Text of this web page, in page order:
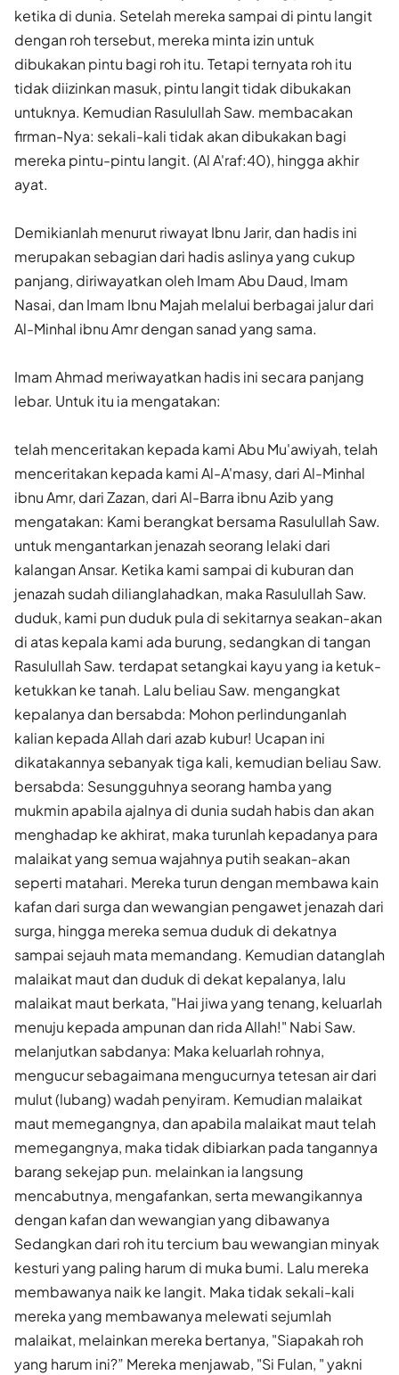
ketika di dunia. Setelah mereka sampai di pintu langit
dengan roh tersebut, mereka minta izin untuk
dibukakan pintu bagi roh itu. Tetapi ternyata roh itu
tidak diizinkan masuk, pintu langit tidak dibukakan
untuknya. Kemudian Rasulullah Saw. membacakan
firman-Nya: sekali-kali tidak akan dibukakan bagi
mereka pintu-pintu langit. (Al A'raf:40), hingga akhir
ayat.
Demikianlah menurut riwayat Ibnu Jarir, dan hadis ini
merupakan sebagian dari hadis aslinya yang cukup
panjang, diriwayatkan oleh Imam Abu Daud, Imam
Nasai, dan Imam Ibnu Majah melalui berbagai jalur dari
Al-Minhal ibnu Amr dengan sanad yang sama.
Imam Ahmad meriwayatkan hadis ini secara panjang
lebar. Untuk itu ia mengatakan:
telah menceritakan kepada kami Abu Mu'awiyah, telah
menceritakan kepada kami Al-A'masy, dari Al-Minhal
ibnu Amr, dari Zazan, dari Al-Barra ibnu Azib yang
mengatakan: Kami berangkat bersama Rasulullah Saw.
untuk mengantarkan jenazah seorang lelaki dari
kalangan Ansar. Ketika kami sampai di kuburan dan
jenazah sudah dilianglahadkan, maka Rasulullah Saw.
duduk, kami pun duduk pula di sekitarnya seakan-akan
di atas kepala kami ada burung, sedangkan di tangan
Rasulullah Saw. terdapat setangkai kayu yang ia ketuk-
ketukkan ke tanah. Lalu beliau Saw. mengangkat
kepalanya dan bersabda: Mohon perlindunganlah
kalian kepada Allah dari azab kubur! Ucapan ini
dikatakannya sebanyak tiga kali, kemudian beliau Saw.
bersabda: Sesungguhnya seorang hamba yang
mukmin apabila ajalnya di dunia sudah habis dan akan
menghadap ke akhirat, maka turunlah kepadanya para
malaikat yang semua wajahnya putih seakan-akan
seperti matahari. Mereka turun dengan membawa kain
kafan dari surga dan wewangian pengawet jenazah dari
surga, hingga mereka semua duduk di dekatnya
sampai sejauh mata memandang. Kemudian datanglah
malaikat maut dan duduk di dekat kepalanya, lalu
malaikat maut berkata, "Hai jiwa yang tenang, keluarlah
menuju kepada ampunan dan rida Allah!" Nabi Saw.
melanjutkan sabdanya: Maka keluarlah rohnya,
mengucur sebagaimana mengucurnya tetesan air dari
mulut (lubang) wadah penyiram. Kemudian malaikat
maut memegangnya, dan apabila malaikat maut telah
memegangnya, maka tidak dibiarkan pada tangannya
barang sekejap pun. melainkan ia langsung
mencabutnya, mengafankan, serta mewangikannya
dengan kafan dan wewangian yang dibawanya
Sedangkan dari roh itu tercium bau wewangian minyak
kesturi yang paling harum di muka bumi. Lalu mereka
membawanya naik ke langit. Maka tidak sekali-kali
mereka yang membawanya melewati sejumlah
malaikat, melainkan mereka bertanya, "Siapakah roh
yang harum ini?” Mereka menjawab, "Si Fulan, " yakni